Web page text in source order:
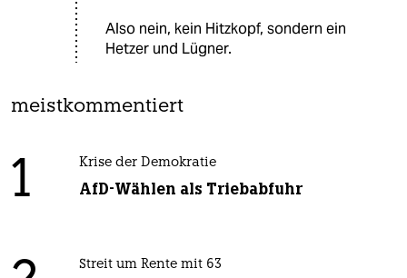
Also nein, kein Hitzkopf, sondern ein
Hetzer und Lügner.
meistkommentiert
1 Krise der Demokratie
AfD-Wählen als Triebabfuhr
Streit um Rente mit 63